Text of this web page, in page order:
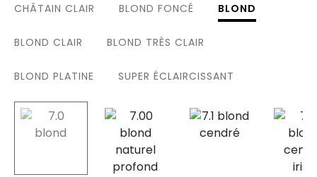
CHÂTAIN CLAIR BLOND FONCÉ BLOND
BLOND CLAIR BLOND TRÈS CLAIR
BLOND PLATINE SUPER ÉCLAIRCISSANT